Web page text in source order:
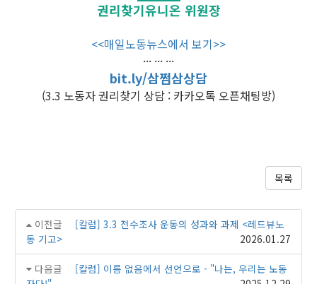
권리찾기유니온 위원장
<<매일노동뉴스에서 보기>>
··· ··· ···
bit.ly/삼쩜삼상담
(3.3 노동자 권리찾기 상담 : 카카오톡 오픈채팅방)
목록
이전글
[칼럼] 3.3 전수조사 운동의 성과와 과제 <레드뷰노
동 기고>
2026.01.27
다음글
[칼럼] 이름 없음에서 선언으로 - "나는, 우리는 노동